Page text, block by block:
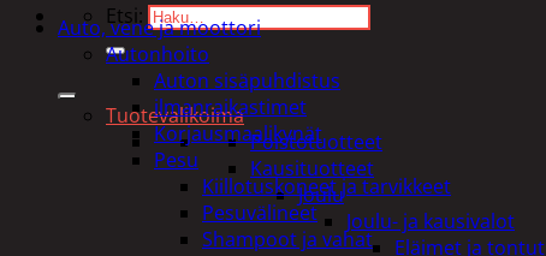
Etsi:
Tuotevalikoima
Poistotuotteet
Kausituotteet
Joulu
Joulu- ja kausivalot
Eläimet ja tontut
Auto, vene ja moottori
Autonhoito
Auton sisäpuhdistus
ilmanraikastimet
Korjausmaalikynät
Pesu
Kiillotuskoneet ja tarvikkeet
Pesuvälineet
Shampoot ja vahat